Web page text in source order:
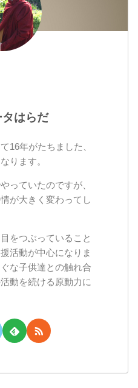
はらだ
16年がたちました、
ります。
っていたのですが、
が大きく変わってし
をつぶっていること
活動が中心になりま
な子供達との触れ合
動を続ける原動力に